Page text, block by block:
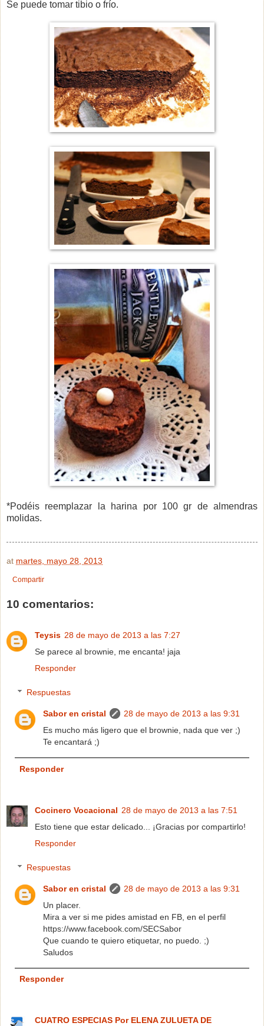
Se puede tomar tibio o frío.
*Podéis reemplazar la harina por 100 gr de almendras
molidas.
at martes, mayo 28, 2013
Compartir
10 comentarios:
Teysis 28 de mayo de 2013 a las 7:27
Se parece al brownie, me encanta! jaja
Responder
Respuestas
Sabor en cristal
28 de mayo de 2013 a las 9:31
Es mucho más ligero que el brownie, nada que ver ;)
Te encantará ;)
Responder
Cocinero Vocacional 28 de mayo de 2013 a las 7:51
Esto tiene que estar delicado... ¡Gracias por compartirlo!
Responder
Respuestas
Sabor en cristal
28 de mayo de 2013 a las 9:31
Un placer.
Mira a ver si me pides amistad en FB, en el perfil
https://www.facebook.com/SECSabor
Que cuando te quiero etiquetar, no puedo. ;)
Saludos
Responder
CUATRO ESPECIAS Por ELENA ZULUETA DE